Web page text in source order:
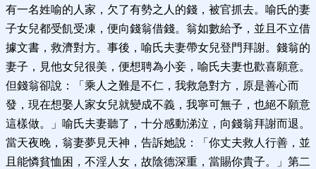
有一名姓喻的人家，欠了有勢之人的錢，被官抓去。喻氏的妻
子女兒都受飢受凍，便向錢翁借錢。翁如數給予，並且不立借
據文書，救濟對方。事後，喻氏夫妻帶女兒登門拜謝。錢翁的
妻子，見他女兒很美，便想聘為小妾，喻氏夫妻也歡喜願意。
但錢翁卻說：「乘人之難是不仁，我救急對方，原是善心而
發，現在想娶人家女兒就變成不義，我寧可無子，也絕不願意
這樣做。」喻氏夫妻聽了，十分感動涕泣，向錢翁拜謝而退。
當天夜晚，翁妻夢見天神，告訴她說：「你丈夫救人行善，並
且能憐貧恤困，不淫人女，故陰德深重，當賜你貴子。」第二